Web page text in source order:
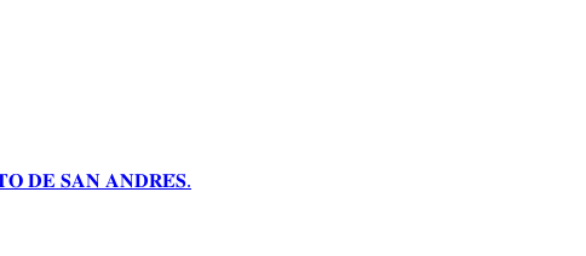
𝐃𝐄 𝐒𝐀𝐍 𝐀𝐍𝐃𝐑𝐄́𝐒.